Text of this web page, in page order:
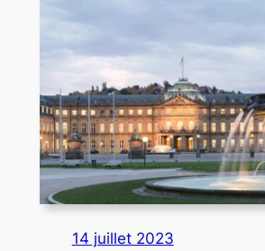
14 juillet 2023